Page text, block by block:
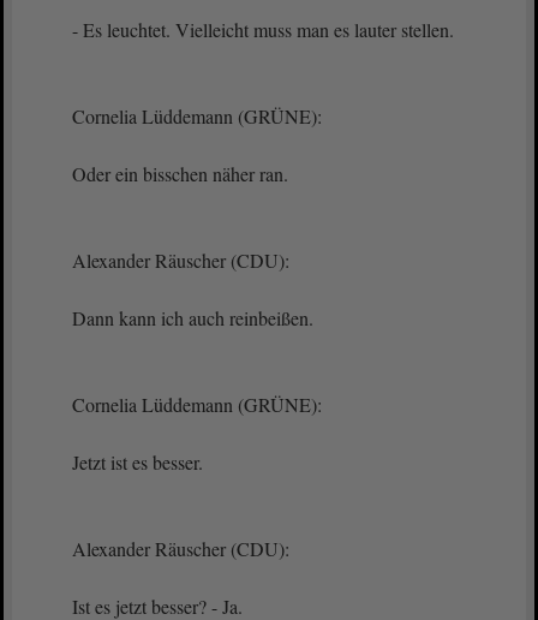
- Es leuchtet. Vielleicht muss man es lauter stellen.
Cornelia Lüddemann (GRÜNE):
Oder ein bisschen näher ran.
Alexander Räuscher (CDU):
Dann kann ich auch reinbeißen.
Cornelia Lüddemann (GRÜNE):
Jetzt ist es besser.
Alexander Räuscher (CDU):
Ist es jetzt besser? - Ja.